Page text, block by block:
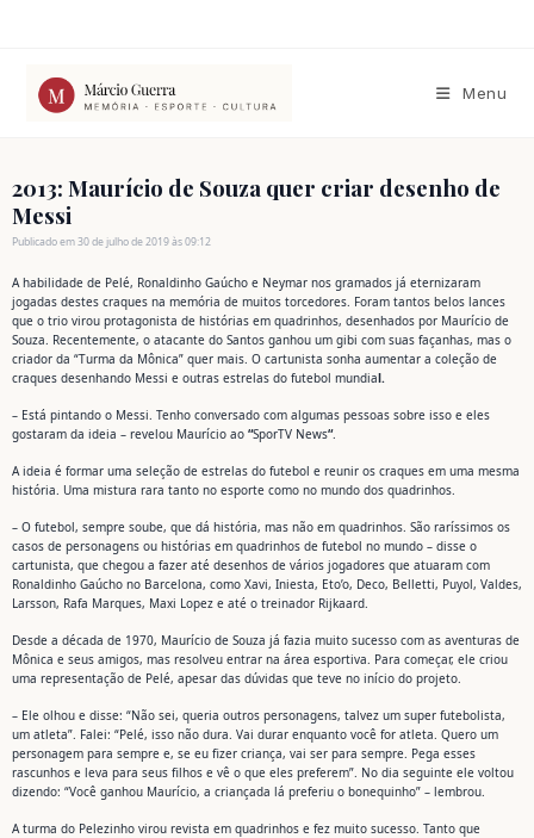
conteúdo
Menu
2013: Maurício de Souza quer criar desenho de
Messi
Publicado em 30 de julho de 2019 às 09:12
A habilidade de Pelé, Ronaldinho Gaúcho e Neymar nos gramados já eternizaram
jogadas destes craques na memória de muitos torcedores. Foram tantos belos lances
que o trio virou protagonista de histórias em quadrinhos, desenhados por Maurício de
Souza. Recentemente, o atacante do Santos ganhou um gibi com suas façanhas, mas o
criador da “Turma da Mônica” quer mais. O cartunista sonha aumentar a coleção de
craques desenhando Messi e outras estrelas do futebol mundial.
– Está pintando o Messi. Tenho conversado com algumas pessoas sobre isso e eles
gostaram da ideia – revelou Maurício ao “SporTV News“.
A ideia é formar uma seleção de estrelas do futebol e reunir os craques em uma mesma
história. Uma mistura rara tanto no esporte como no mundo dos quadrinhos.
– O futebol, sempre soube, que dá história, mas não em quadrinhos. São raríssimos os
casos de personagens ou histórias em quadrinhos de futebol no mundo – disse o
cartunista, que chegou a fazer até desenhos de vários jogadores que atuaram com
Ronaldinho Gaúcho no Barcelona, como Xavi, Iniesta, Eto’o, Deco, Belletti, Puyol, Valdes,
Larsson, Rafa Marques, Maxi Lopez e até o treinador Rijkaard.
Desde a década de 1970, Maurício de Souza já fazia muito sucesso com as aventuras de
Mônica e seus amigos, mas resolveu entrar na área esportiva. Para começar, ele criou
uma representação de Pelé, apesar das dúvidas que teve no início do projeto.
– Ele olhou e disse: “Não sei, queria outros personagens, talvez um super futebolista,
um atleta”. Falei: “Pelé, isso não dura. Vai durar enquanto você for atleta. Quero um
personagem para sempre e, se eu fizer criança, vai ser para sempre. Pega esses
rascunhos e leva para seus filhos e vê o que eles preferem”. No dia seguinte ele voltou
dizendo: “Você ganhou Maurício, a criançada lá preferiu o bonequinho” – lembrou.
A turma do Pelezinho virou revista em quadrinhos e fez muito sucesso. Tanto que